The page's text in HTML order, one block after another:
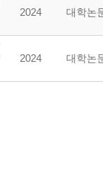
2024 대학논
2024 대학논